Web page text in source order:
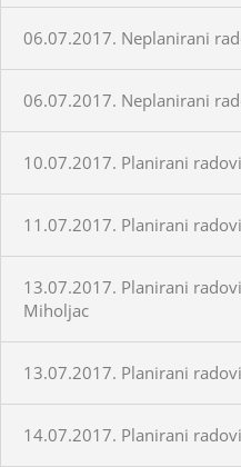
06.07.2017. Neplanirani
06.07.2017. Neplanirani
10.07.2017. Planirani
11.07.2017. Planirani
13.07.2017. Planirani
Miholjac
13.07.2017. Planirani
14.07.2017. Planirani